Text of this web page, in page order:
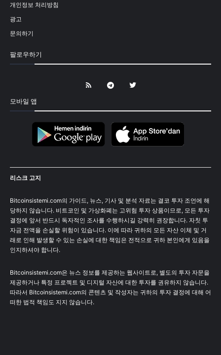
개인정보 처리방침
광고
문의하기
팔로우하기
모바일 앱
리스크 고지
Bitcoinsistemi.com의 가이드, 뉴스, 기사 및 분석 자료는 결코 투자 조언에 해
당하지 않습니다. 비트코인 및 가상화폐는 고위험 투자 상품이므로, 모든 투자
결정에 앞서 반드시 독자적인 조사를 수행하시길 강력히 권장합니다. 자칫 투
자금 전액을 손실할 위험이 있습니다. 이에 따라 귀하의 모든 자산 이체 및 거
래로 인해 발생할 수 있는 손실에 대한 책임은 전적으로 귀하 본인에게 있음을
인지하셔야 합니다.
Bitcoinsistemi.com은 뉴스 정보를 제공하는 웹사이트로, 별도의 투자 자문을
제공하거나 특정 프로젝트 및 디지털 자산에 대한 투자를 권유하지 않습니다.
따라서 Bitcoinsistemi.com의 콘텐츠 및 작성자는 귀하의 투자 결정에 대해 어
떠한 법적 책임도 지지 않습니다.